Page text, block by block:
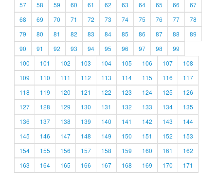
57
58 59 60 61 62 63 64 65 66
67
68
69 70 71 72 73 74 75 76 77
78
79
80 81 82 83 84 85 86 87 88
89
90
91 92 93 94 95 96 97 98
99
100
101 102 103 104 105 106 107
108
109
110 111 112 113 114 115 116
117
118
119 120 121 122 123 124 125
126
127
128 129 130 131 132 133 134
135
136
137 138 139 140 141 142 143
144
145
146 147 148 149 150 151 152
153
154
155 156 157 158 159 160 161
162
163
164 165 166 167 168 169 170
171